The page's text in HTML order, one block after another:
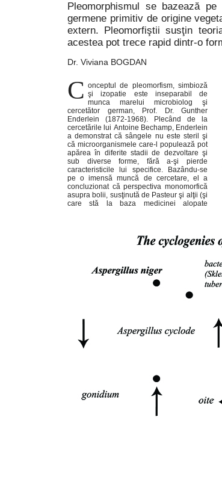
Pleomorphismul se bazează
germene primitiv de origine
extern. Pleomorfiştii susţin
acestea pot trece rapid dintr-o
Dr. Viviana BOGDAN
C onceptul de pleomorfism, simbioză
şi izopatie este inseparabil de
munca marelui microbiolog şi
cercetător german, Prof. Dr. Gunther
Enderlein (1872-1968). Plecând de la
cercetările lui Antoine Bechamp, Enderlein
a demonstrat că sângele nu este steril şi
că microorganismele care-l populează pot
apărea în diferite stadii de dezvoltare şi
sub diverse forme, fără a-şi pierde
caracteristicile lui specifice. Bazându-se
pe o imensă muncă de cercetare, el a
concluzionat că perspectiva monomorfică
asupra bolii, susţinută de Pasteur şi alţii (şi
care stă la baza medicinei alopate
actuale), nu mai poate fi mult timp
menţinută, şi că perspectiva teoriei
pleomorfică reflectă mult mai exact
procesul de boală. Enderlein şi-a dedicat
întrega viaţă şi întreaga muncă de
cercetare ştiinţifică pentru a-şi susţine
teoriile şi a descoperit remediile izopate
care derivă din ele. A publicat peste 500
de articole ştiinţifice. Lucrarea sa de bază
“Ciclogenia bacteriei”, Berlin, 1925 descrie
în detaliu ciclul de dezvoltare al
endobiontului în diversele sale forme.
Pleomorphismul se bazează pe teoria că
fiecare organism cu sânge cald este
populat de un germene primitiv de origine
vegetală, care-şi poate schimba forma sub